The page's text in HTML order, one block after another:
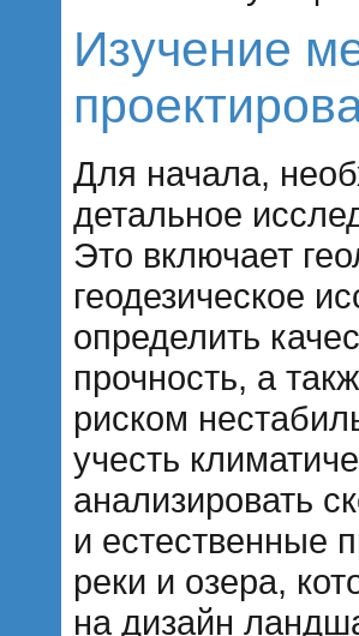
Изучение
Для начала,
детальное
Это включает
геодезическое
определить
прочность, а
риском
учесть
анализировать
и естественные
реки и озера,
на дизайн